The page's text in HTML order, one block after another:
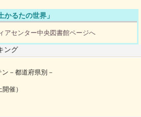
かるたの世界」
アセンター中央図書館ページへ
ング
－都道府県別－
催）